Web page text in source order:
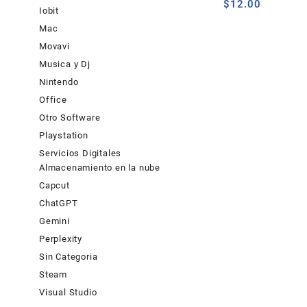
$12.00
Iobit
Mac
Movavi
Musica y Dj
Nintendo
Office
Otro Software
Playstation
Servicios Digitales
Almacenamiento en la nube
Capcut
ChatGPT
Gemini
Perplexity
Sin Categoria
Steam
Visual Studio